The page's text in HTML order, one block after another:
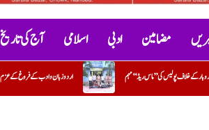
مضامین ادبی اسلامی آج کی تاریخ
ادب کے فروغ کے عزم کے ساتھ بزمِ اردو ادب کا قیام ایک قابلِ تحسین قدم : ایڈوکیٹ جاوید خیردی